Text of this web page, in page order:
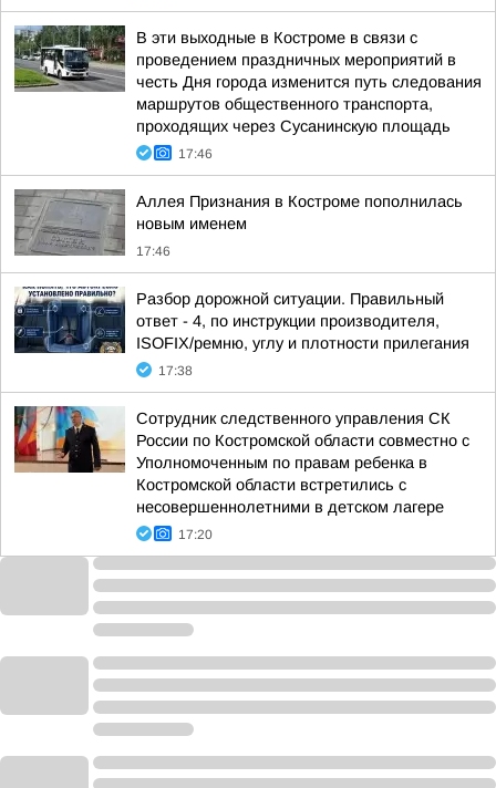
В эти выходные в Костроме в связи с
проведением праздничных мероприятий в
честь Дня города изменится путь следования
маршрутов общественного транспорта,
проходящих через Сусанинскую площадь
17:46
Аллея Признания в Костроме пополнилась
новым именем
17:46
Разбор дорожной ситуации. Правильный
ответ - 4, по инструкции производителя,
ISOFIX/ремню, углу и плотности прилегания
17:38
Сотрудник следственного управления СК
России по Костромской области совместно с
Уполномоченным по правам ребенка в
Костромской области встретились с
несовершеннолетними в детском лагере
17:20